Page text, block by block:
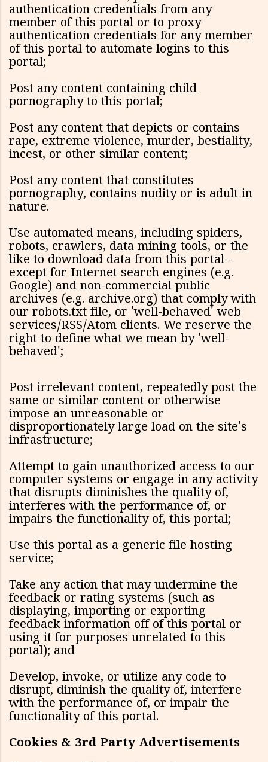
authentication credentials from any
member of this portal or to proxy
authentication credentials for any member
of this portal to automate logins to this
portal;
Post any content containing child
pornography to this portal;
Post any content that depicts or contains
rape, extreme violence, murder, bestiality,
incest, or other similar content;
Post any content that constitutes
pornography, contains nudity or is adult in
nature.
Use automated means, including spiders,
robots, crawlers, data mining tools, or the
like to download data from this portal -
except for Internet search engines (e.g.
Google) and non-commercial public
archives (e.g. archive.org) that comply with
our robots.txt file, or 'well-behaved' web
services/RSS/Atom clients. We reserve the
right to define what we mean by 'well-
behaved';
Post irrelevant content, repeatedly post the
same or similar content or otherwise
impose an unreasonable or
disproportionately large load on the site's
infrastructure;
Attempt to gain unauthorized access to our
computer systems or engage in any activity
that disrupts diminishes the quality of,
interferes with the performance of, or
impairs the functionality of, this portal;
Use this portal as a generic file hosting
service;
Take any action that may undermine the
feedback or rating systems (such as
displaying, importing or exporting
feedback information off of this portal or
using it for purposes unrelated to this
portal); and
Develop, invoke, or utilize any code to
disrupt, diminish the quality of, interfere
with the performance of, or impair the
functionality of this portal.
Cookies & 3rd Party Advertisements